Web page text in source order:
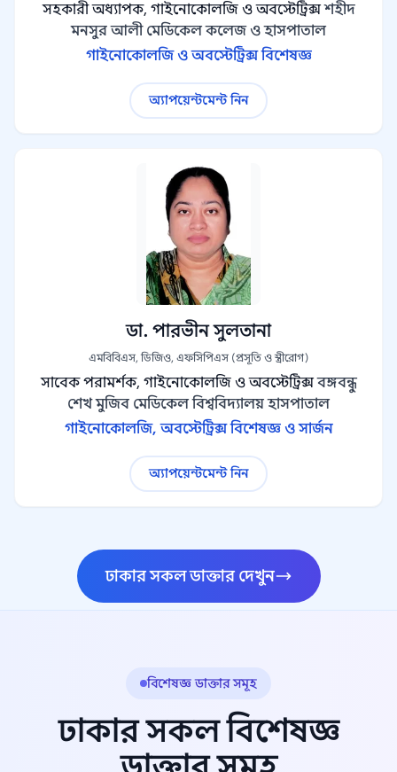
সহকারী অধ্যাপক, গাইনোকোলজি ও অবস্টেট্রিক্স শহীদ
মনসুর আলী মেডিকেল কলেজ ও হাসপাতাল
গাইনোকোলজি ও অবস্টেট্রিক্স বিশেষজ্ঞ
অ্যাপয়েন্টমেন্ট নিন
ডা. পারভীন সুলতানা
এমবিবিএস, ডিজিও, এফসিপিএস (প্রসূতি ও স্ত্রীরোগ)
সাবেক পরামর্শক, গাইনোকোলজি ও অবস্টেট্রিক্স বঙ্গবন্ধু
শেখ মুজিব মেডিকেল বিশ্ববিদ্যালয় হাসপাতাল
গাইনোকোলজি, অবস্টেট্রিক্স বিশেষজ্ঞ ও সার্জন
অ্যাপয়েন্টমেন্ট নিন
ঢাকার সকল ডাক্তার দেখুন
বিশেষজ্ঞ ডাক্তার সমূহ
ঢাকার সকল বিশেষজ্ঞ